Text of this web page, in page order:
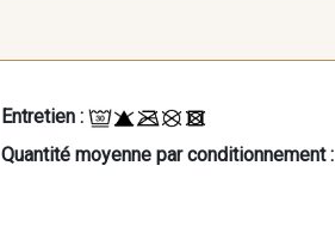
Entretien :
Quantité moyenne par conditionnement :